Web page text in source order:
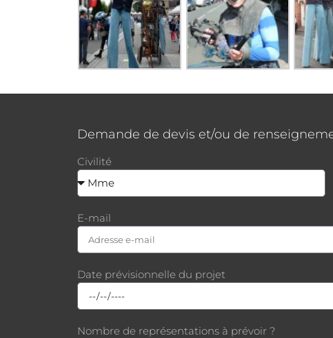
Demande de devis et/ou de
Civilité
E-mail
Date prévisionnelle du projet
Nombre de représentations à prévoir ?